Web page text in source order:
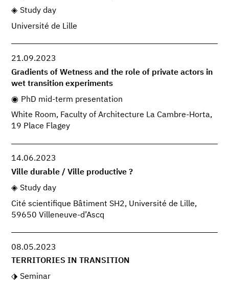
Study day
Université de Lille
21.09.2023
Gradients of Wetness and the role of private actors in
wet transition experiments
PhD mid-term presentation
White Room, Faculty of Architecture La Cambre-Horta,
19 Place Flagey
14.06.2023
Ville durable / Ville productive ?
Study day
Cité scientifique Bâtiment SH2, Université de Lille,
59650 Villeneuve-d’Ascq
08.05.2023
TERRITORIES IN TRANSITION
Seminar